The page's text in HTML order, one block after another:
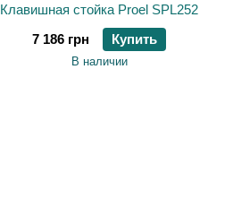
Клавишная стойка Proel SPL252
7 186 грн
Купить
В наличии